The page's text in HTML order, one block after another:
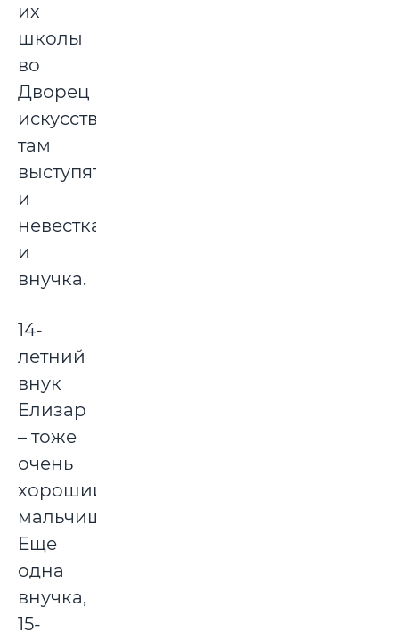
их
школы
во
Дворец
искусств,
там
выступят
и
невестка,
и
внучка.
14-
летний
внук
Елизар
– тоже
очень
хороший
мальчишка.
Еще
одна
внучка,
15-